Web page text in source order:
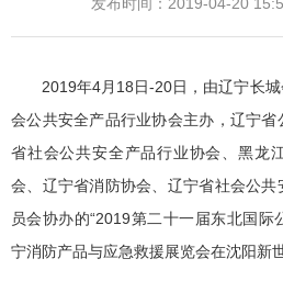
2019年4月18日-20日，由辽宁长城
会公共安全产品行业协会主办，辽宁
省社会公共安全产品行业协会、黑龙
会、辽宁省消防协会、辽宁省社会公
员会协办的“2019第二十一届东北国际
宁消防产品与应急救援展览会在沈阳新